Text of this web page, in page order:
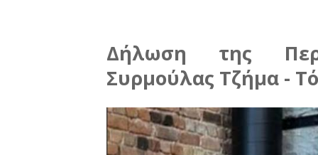
Δήλωση της
Συρμούλας Τζήμα -